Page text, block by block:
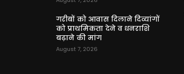
गरीबों को आवास दिलाने दिव्यांगों
को प्राथमिकता देने व धनराशि
बढ़ाने की मांग
August 7, 2026